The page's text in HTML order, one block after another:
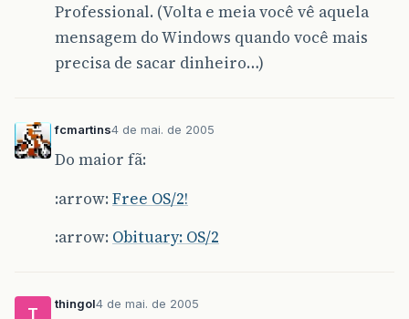
Professional. (Volta e meia você vê aquela
mensagem do Windows quando você mais
precisa de sacar dinheiro…)
fcmartins4 de mai. de 2005
Do maior fã:
:arrow: Free OS/2!
:arrow: Obituary: OS/2
T
thingol4 de mai. de 2005